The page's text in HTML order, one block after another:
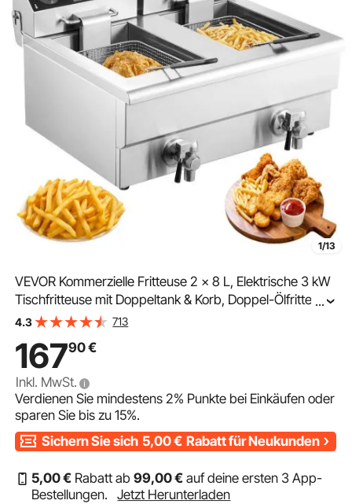
1/13
VEVOR Kommerzielle Fritteuse 2 x 8 L, Elektrische 3 kW
Tischfritteuse mit Doppeltank & Korb, Doppel-Ölfritteuse
aus Edelstahl, Zeit- und Temperaturregelung, für Küche
...
4.3 713
16790€
Inkl. MwSt.
Verdienen Sie mindestens2% Punkte bei Einkäufen oder
sparen Sie bis zu15%.
Sichern Sie sich 5,00€ Rabatt für Neukunden
5,00€ Rabatt ab99,00€ auf deine ersten 3 App-
Bestellungen.
Jetzt Herunterladen